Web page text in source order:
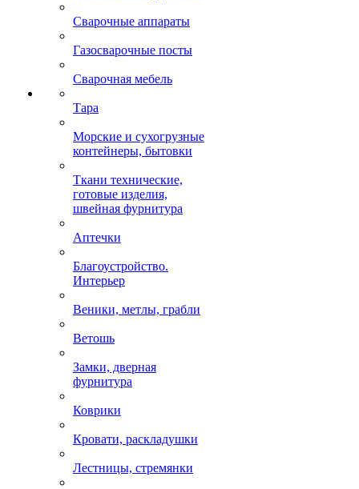
Сварочные аппараты
Газосварочные посты
Сварочная мебель
Тара
Морские и сухогрузные
контейнеры, бытовки
Ткани технические,
готовые изделия,
швейная фурнитура
Аптечки
Благоустройство.
Интерьер
Веники, метлы, грабли
Ветошь
Замки, дверная
фурнитура
Коврики
Кровати, раскладушки
Лестницы, стремянки